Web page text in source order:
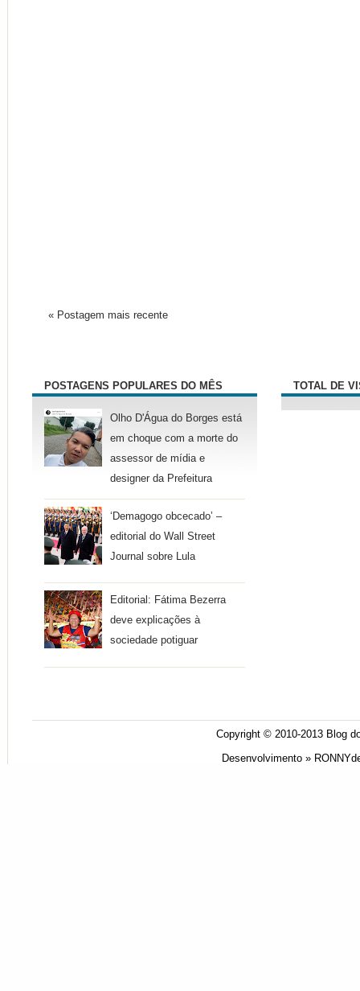
« Postagem mais recente
POSTAGENS POPULARES DO MÊS
Olho D'Água do Borges está
em choque com a morte do
assessor de mídia e
designer da Prefeitura
‘Demagogo obcecado’ –
editorial do Wall Street
Journal sobre Lula
Editorial: Fátima Bezerra
deve explicações à
sociedade potiguar
TOTAL DE
Copyright © 2010-2013 Blog
Desenvolvimento »